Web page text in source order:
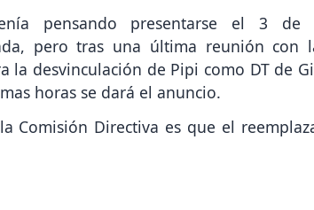
pensando presentarse el 3
pero tras una última reunión con
la desvinculación de Pipi como DT de
horas se dará el anuncio.
Comisión Directiva es que el